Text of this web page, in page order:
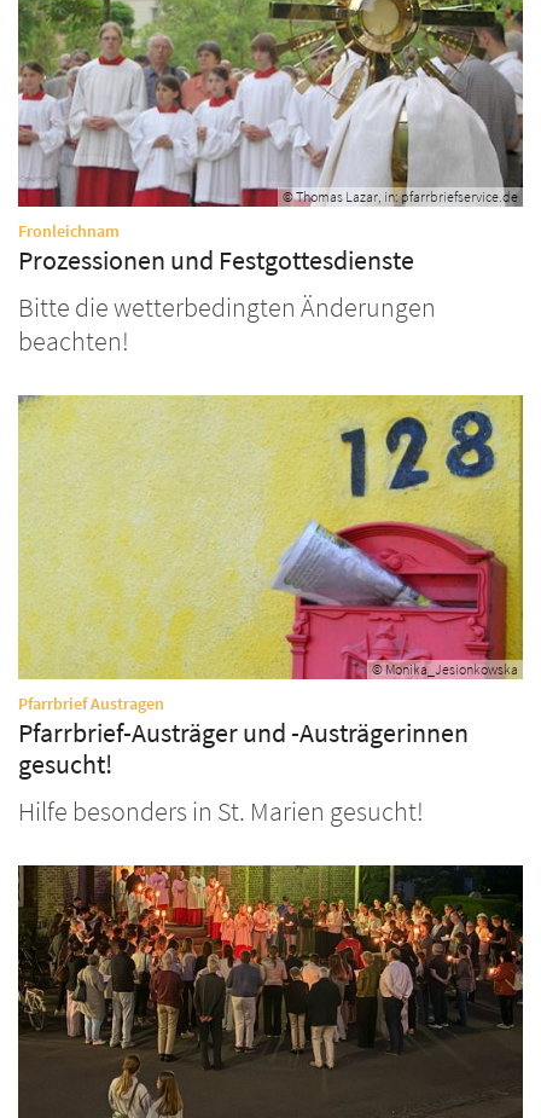
© Thomas Lazar, in: pfarrbriefservice.de
Fronleichnam
Prozessionen und Festgottesdienste
Bitte die wetterbedingten Änderungen
beachten!
© Monika_Jesionkowska
Pfarrbrief Austragen
Pfarrbrief-Austräger und -Austrägerinnen
gesucht!
Hilfe besonders in St. Marien gesucht!